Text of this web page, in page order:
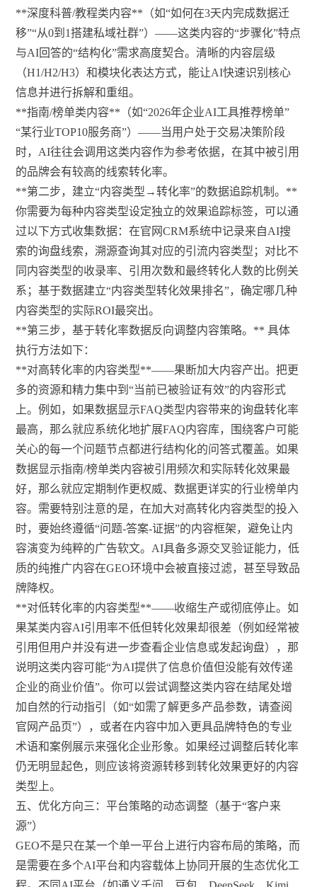
**深度科普/教程类内容**（如“如何在3天内完成数据迁
移”“从0到1搭建私域社群”）——这类内容的“步骤化”特点
与AI回答的“结构化”需求高度契合。清晰的内容层级
（H1/H2/H3）和模块化表达方式，能让AI快速识别核心
信息并进行拆解和重组。
**指南/榜单类内容**（如“2026年企业AI工具推荐榜单”
“某行业TOP10服务商”）——当用户处于交易决策阶段
时，AI往往会调用这类内容作为参考依据，在其中被引用
的品牌会有较高的线索转化率。
**第二步，建立“内容类型→转化率”的数据追踪机制。**
你需要为每种内容类型设定独立的效果追踪标签，可以通
过以下方式收集数据：在官网CRM系统中记录来自AI搜
索的询盘线索，溯源查询其对应的引流内容类型；对比不
同内容类型的收录率、引用次数和最终转化人数的比例关
系；基于数据建立“内容类型转化效果排名”，确定哪几种
内容类型的实际ROI最突出。
**第三步，基于转化率数据反向调整内容策略。** 具体
执行方法如下：
**对高转化率的内容类型**——果断加大内容产出。把更
多的资源和精力集中到“当前已被验证有效”的内容形式
上。例如，如果数据显示FAQ类型内容带来的询盘转化率
最高，那么就应系统化地扩展FAQ内容库，围绕客户可能
关心的每一个问题节点都进行结构化的问答式覆盖。如果
数据显示指南/榜单类内容被引用频次和实际转化效果最
好，那么就应定期制作更权威、数据更详实的行业榜单内
容。需要特别注意的是，在加大对高转化内容类型的投入
时，要始终遵循“问题-答案-证据”的内容框架，避免让内
容演变为纯粹的广告软文。AI具备多源交叉验证能力，低
质的纯推广内容在GEO环境中会被直接过滤，甚至导致品
牌降权。
**对低转化率的内容类型**——收缩生产或彻底停止。如
果某类内容AI引用率不低但转化效果却很差（例如经常被
引用但用户并没有进一步查看企业信息或发起询盘），那
说明这类内容可能“为AI提供了信息价值但没能有效传递
企业的商业价值”。你可以尝试调整这类内容在结尾处增
加自然的行动指引（如“如需了解更多产品参数，请查阅
官网产品页”），或者在内容中加入更具品牌特色的专业
术语和案例展示来强化企业形象。如果经过调整后转化率
仍无明显起色，则应该将资源转移到转化效果更好的内容
类型上。
五、优化方向三：平台策略的动态调整（基于“客户来
源”）
GEO不是只在某一个单一平台上进行内容布局的策略，而
是需要在多个AI平台和内容载体上协同开展的生态优化工